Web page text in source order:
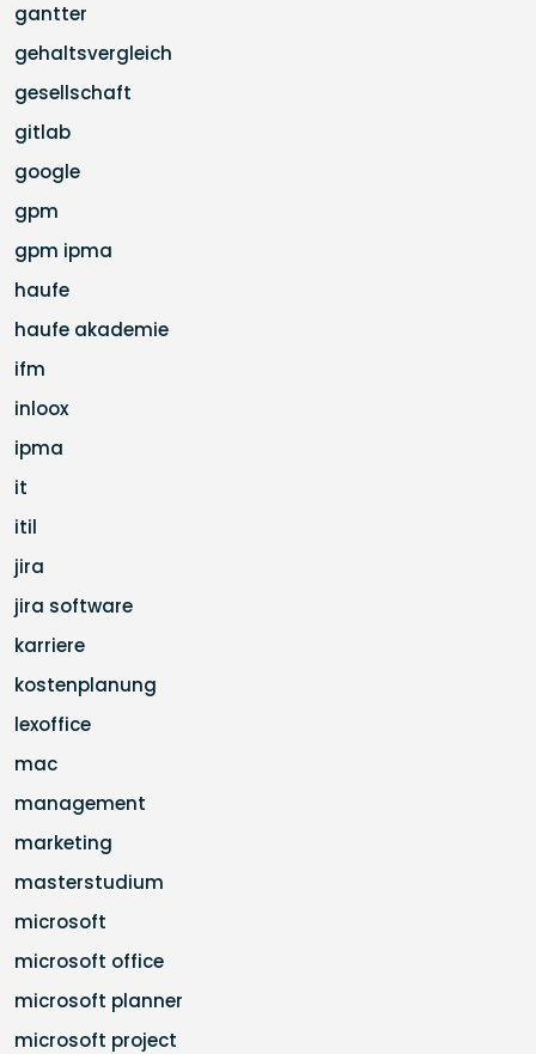
gantter
gehaltsvergleich
gesellschaft
gitlab
google
gpm
gpm ipma
haufe
haufe akademie
ifm
inloox
ipma
it
itil
jira
jira software
karriere
kostenplanung
lexoffice
mac
management
marketing
masterstudium
microsoft
microsoft office
microsoft planner
microsoft project